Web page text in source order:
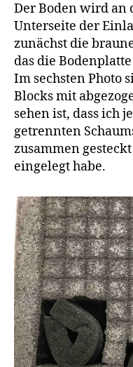
Der Boden wird an
Unterseite der
zunächst die
das die
Im sechsten Photo
Blocks mit
sehen ist, dass ich
getrennten
zusammen
eingelegt habe.